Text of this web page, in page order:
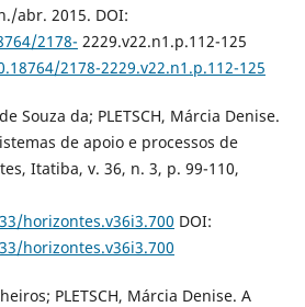
abr. 2015. DOI:
2178- 2229.v22.n1.p.112-125
2178-2229.v22.n1.p.112-125
Souza da; PLETSCH, Márcia Denise.
de apoio e processos de
Itatiba, v. 36, n. 3, p. 99-110,
horizontes.v36i3.700 DOI:
horizontes.v36i3.700
PLETSCH, Márcia Denise. A